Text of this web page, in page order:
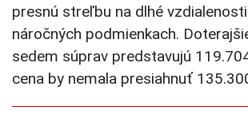
presnú streľbu na dlhé
náročných podmienkach.
sedem súprav predstavujú
cena by nemala presiahnuť